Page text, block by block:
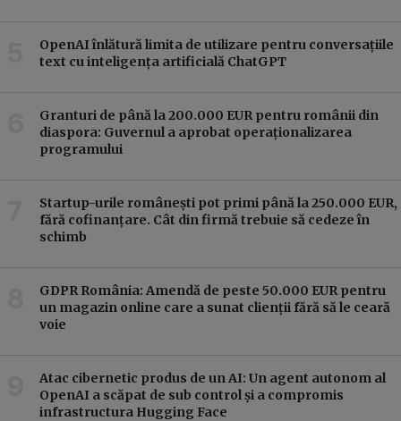
OpenAI înlătură limita de utilizare pentru conversațiile
text cu inteligența artificială ChatGPT
Granturi de până la 200.000 EUR pentru românii din
diaspora: Guvernul a aprobat operaționalizarea
programului
Startup-urile românești pot primi până la 250.000 EUR,
fără cofinanțare. Cât din firmă trebuie să cedeze în
schimb
GDPR România: Amendă de peste 50.000 EUR pentru
un magazin online care a sunat clienții fără să le ceară
voie
Atac cibernetic produs de un AI: Un agent autonom al
OpenAI a scăpat de sub control și a compromis
infrastructura Hugging Face